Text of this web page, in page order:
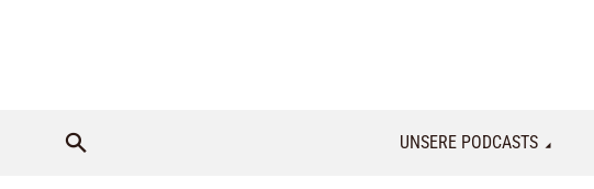
UNSERE PODCASTS